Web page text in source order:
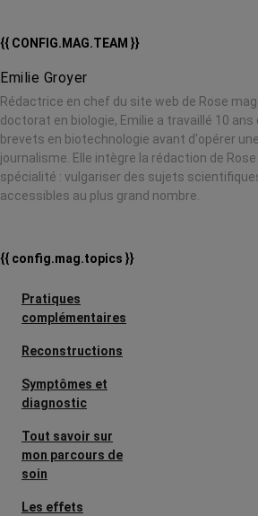
{{ CONFIG.MAG.TEAM }}
Emilie Groyer
Rédactrice en chef du site web de Rose
doctorat en biologie, Emilie a travaillé 10 ans
brevets en biotechnologie avant d'opérer
journalisme. Elle intègre la rédaction de
spécialité : vulgariser des sujets
accessibles au plus grand nombre.
{{ config.mag.topics }}
Pratiques
complémentaires
Reconstructions
Symptômes et
diagnostic
Tout savoir sur
mon parcours de
soin
Les effets